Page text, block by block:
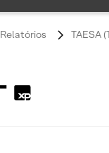
Relatórios TAESA